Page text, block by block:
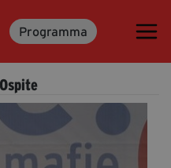
Programma